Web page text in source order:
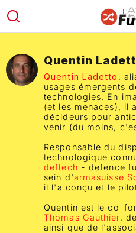
Quentin
Quentin Ladetto ,
usages émergents
technologies. En
(et les menaces), il
décideurs pour
venir (du moins,
Responsable du
technologique
deftech - defence
sein d'armasuisse
il l'a conçu et le
Quentin est le co-
Thomas Gauthier,
ainsi que de